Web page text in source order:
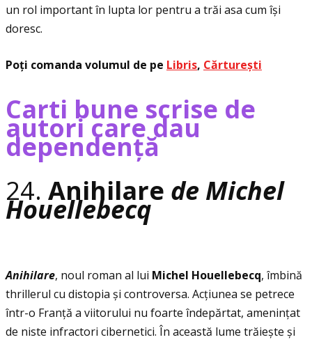
un rol important în lupta lor pentru a trăi asa cum își
doresc.
Poţi comanda volumul de pe Libris, Cărturești
Carti bune scrise de
autori care dau
dependenţă
24. Anihilare de Michel
Houellebecq
Anihilare, noul roman al lui Michel Houellebecq, îmbină
thrillerul cu distopia și controversa. Acţiunea se petrece
într-o Franţă a viitorului nu foarte îndepărtat, ameninţat
de niste infractori cibernetici. În această lume trăiește și